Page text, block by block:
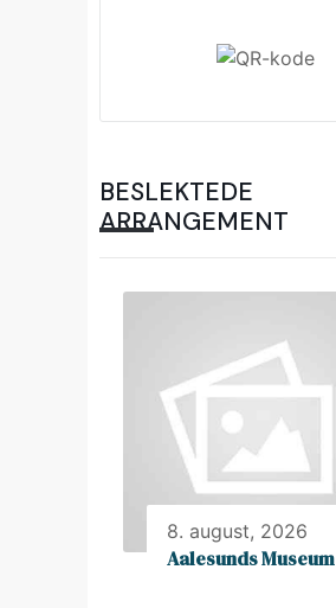
BESLEKTEDE
ARRANGEMENT
8. august, 2026
Aalesunds Museum